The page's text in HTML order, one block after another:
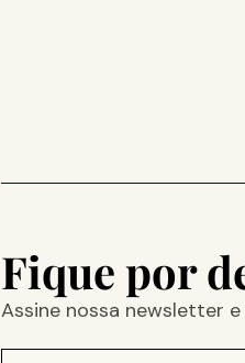
Fique por
Assine nossa newsletter